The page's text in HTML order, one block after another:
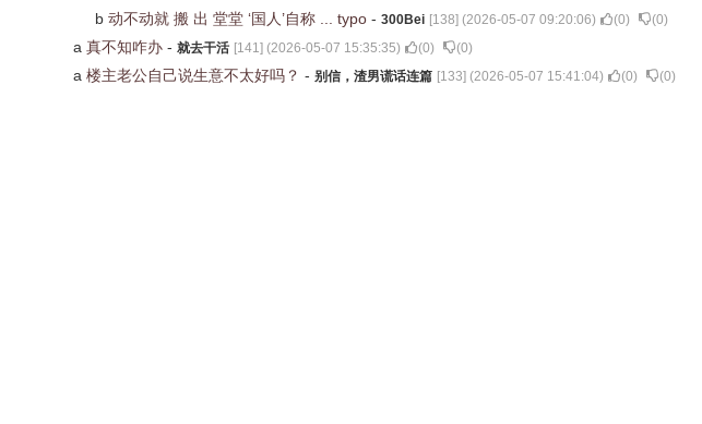
b 动不动就 搬 出 堂堂 ‘国人’自称 ... typo - 300Bei [138] (2026-05-07 09:20:06) (0) (0)
a 真不知咋办 - 就去干活 [141] (2026-05-07 15:35:35) (0) (0)
a 楼主老公自己说生意不太好吗？ - 别信，渣男谎话连篇 [133] (2026-05-07 15:41:04) (0) (0)